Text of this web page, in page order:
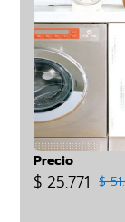
Precio
$ 25.771 $